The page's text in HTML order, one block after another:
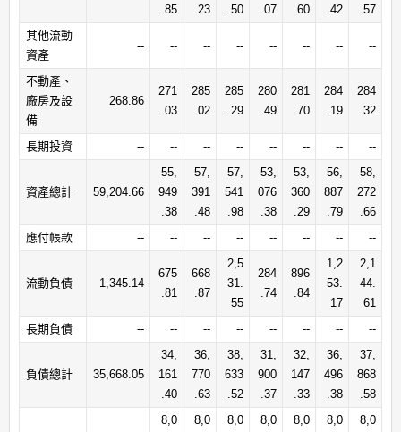
.85
.23
.50
.07
.60
.42
.57
其他流動
資產
-- -- -- -- -- -- -- --
不動產、
廠房及設
備
268.86
271
.03
285
.02
285
.29
280
.49
281
.70
284
.19
284
.32
長期投資 -- -- -- -- -- -- -- --
資產總計 59,204.66
55,
949
.38
57,
391
.48
57,
541
.98
53,
076
.38
53,
360
.29
56,
887
.79
58,
272
.66
應付帳款
-- -- -- -- -- -- -- --
流動負債 1,345.14
675
.81
668
.87
2,5
31.
55
284
.74
896
.84
1,2
53.
17
2,1
44.
61
長期負債
-- -- -- -- -- -- -- --
負債總計 35,668.05
34,
161
.40
36,
770
.63
38,
633
.52
31,
900
.37
32,
147
.33
36,
496
.38
37,
868
.58
8,0
8,0 8,0 8,0 8,0 8,0 8,0